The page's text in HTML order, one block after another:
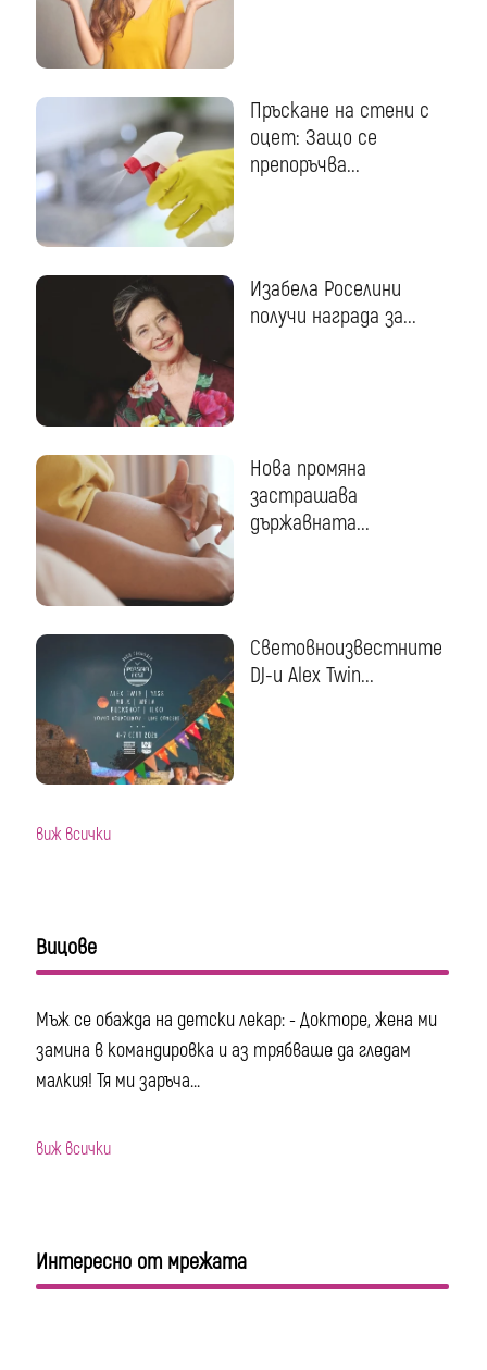
Пръскане на стени с
оцет: Защо се
препоръчва...
Изабела Роселини
получи награда за...
Нова промяна
застрашава
държавната...
Световноизвестните
DJ-и Alex Twin...
виж всички
Вицове
Мъж се обажда на детски лекар: - Докторе, жена ми
замина в командировка и аз трябваше да гледам
малкия! Тя ми заръча...
виж всички
Интересно от мрежата